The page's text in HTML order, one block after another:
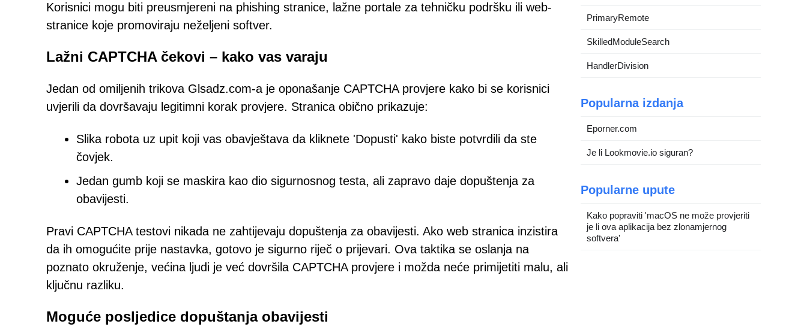
Korisnici mogu biti preusmjereni na phishing stranice, lažne portale za tehničku podršku ili web-
stranice koje promoviraju neželjeni softver.
Lažni CAPTCHA čekovi – kako vas varaju
Jedan od omiljenih trikova Glsadz.com-a je oponašanje CAPTCHA provjere kako bi se korisnici
uvjerili da dovršavaju legitimni korak provjere. Stranica obično prikazuje:
Slika robota uz upit koji vas obavještava da kliknete 'Dopusti' kako biste potvrdili da ste
čovjek.
Jedan gumb koji se maskira kao dio sigurnosnog testa, ali zapravo daje dopuštenja za
obavijesti.
Pravi CAPTCHA testovi nikada ne zahtijevaju dopuštenja za obavijesti. Ako web stranica inzistira
da ih omogućite prije nastavka, gotovo je sigurno riječ o prijevari. Ova taktika se oslanja na
poznato okruženje, većina ljudi je već dovršila CAPTCHA provjere i možda neće primijetiti malu, ali
ključnu razliku.
Moguće posljedice dopuštanja obavijesti
PrimaryRemote
SkilledModuleSearch
HandlerDivision
Popularna izdanja
Eporner.com
Je li Lookmovie.io siguran?
Popularne upute
Kako popraviti 'macOS ne može provjeriti
je li ova aplikacija bez zlonamjernog
softvera'